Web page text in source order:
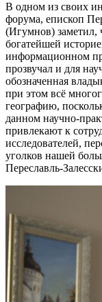
В одном из своих
форума, епископ
(Игумнов) заметил,
богатейшей
информационном
прозвучал и для
обозначенная
при этом всё
географию,
данном научно-
привлекают к
исследователей,
уголков нашей
Переславль-